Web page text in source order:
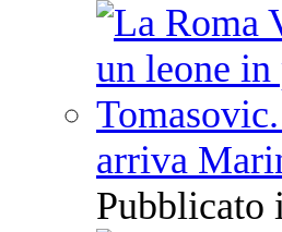
arriva
Pubblicato